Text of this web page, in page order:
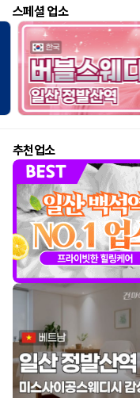
스페셜 업소
추천업소